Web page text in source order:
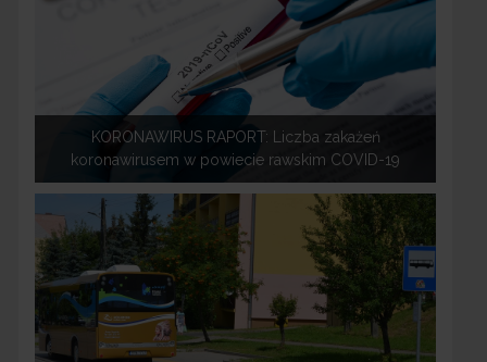
KORONAWIRUS RAPORT: Liczba zakażeń
koronawirusem w powiecie rawskim COVID-19